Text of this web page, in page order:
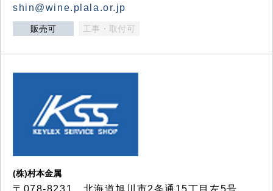
shin@wine.plala.or.jp
販売可 工事・取付可
(株)村本金属
〒078-8231 北海道旭川市2条通15丁目左5号